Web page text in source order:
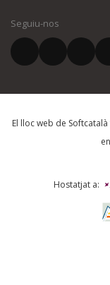
El vostre
Què proposeu?
Comentari *
Seguiu-nos
El lloc web de
Hostatjat a: